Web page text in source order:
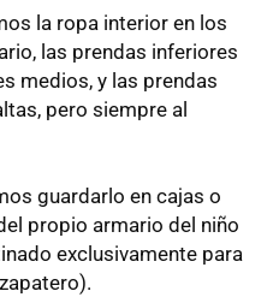
la ropa interior en los
las prendas inferiores
medios, y las prendas
pero siempre al
guardarlo en cajas o
propio armario del niño
exclusivamente para